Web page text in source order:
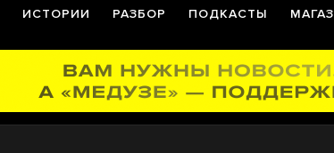
ИСТОРИИ РАЗБОР ПОДКАСТЫ МАГАЗ